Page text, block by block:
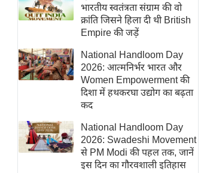
न्यूज ब्रीफ
मनोरंजन जगत
बॉलीवुड
हॉलीवुड
फिल्म समीक्षा
Breaking
News
लाइफस्टाइल
टेक्नॉलॉजी
भारतीय स्वतंत्रता संग्राम की वो
क्रांति जिसने हिला दी थी British
Empire की जड़ें
National Handloom Day
2026: आत्मनिर्भर भारत और
Women Empowerment की
दिशा में हथकरघा उद्योग का बढ़ता
कद
National Handloom Day
2026: Swadeshi Movement
से PM Modi की पहल तक, जानें
इस दिन का गौरवशाली इतिहास